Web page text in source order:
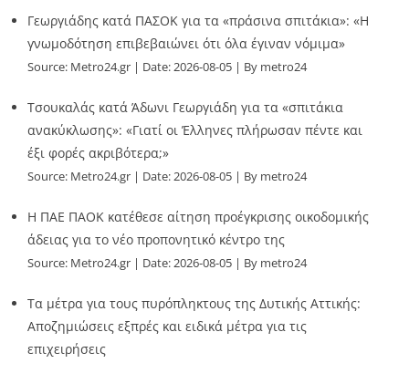
Γεωργιάδης κατά ΠΑΣΟΚ για τα «πράσινα σπιτάκια»: «Η
γνωμοδότηση επιβεβαιώνει ότι όλα έγιναν νόμιμα»
Source: Metro24.gr Date: 2026-08-05 By metro24
Τσουκαλάς κατά Άδωνι Γεωργιάδη για τα «σπιτάκια
ανακύκλωσης»: «Γιατί οι Έλληνες πλήρωσαν πέντε και
έξι φορές ακριβότερα;»
Source: Metro24.gr Date: 2026-08-05 By metro24
Η ΠΑΕ ΠΑΟΚ κατέθεσε αίτηση προέγκρισης οικοδομικής
άδειας για το νέο προπονητικό κέντρο της
Source: Metro24.gr Date: 2026-08-05 By metro24
Τα μέτρα για τους πυρόπληκτους της Δυτικής Αττικής:
Αποζημιώσεις εξπρές και ειδικά μέτρα για τις
επιχειρήσεις